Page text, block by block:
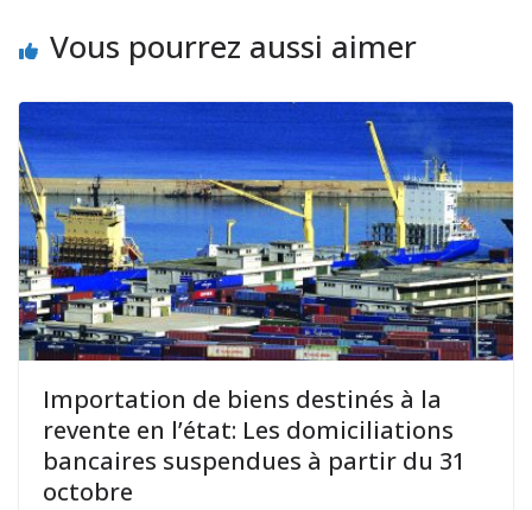
Vous pourrez aussi aimer
Importation de biens destinés à la
revente en l’état: Les domiciliations
bancaires suspendues à partir du 31
octobre